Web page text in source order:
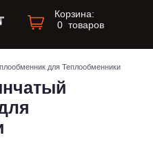
Корзина:
0 товаров
для Теплообменники